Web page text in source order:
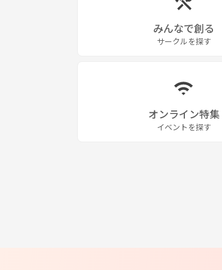
みんなで創る
サークルを探す
オンライン特集
イベントを探す